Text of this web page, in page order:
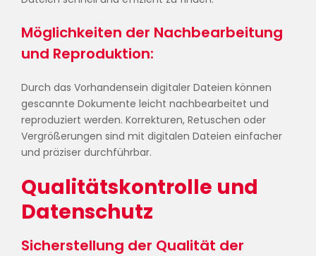
Möglichkeiten der Nachbearbeitung
und Reproduktion:
Durch das Vorhandensein digitaler Dateien können
gescannte Dokumente leicht nachbearbeitet und
reproduziert werden. Korrekturen, Retuschen oder
Vergrößerungen sind mit digitalen Dateien einfacher
und präziser durchführbar.
Qualitätskontrolle und
Datenschutz
Sicherstellung der Qualität der